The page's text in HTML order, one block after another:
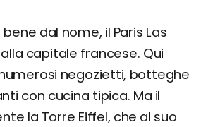
dal nome, il Paris Las
capitale francese. Qui
negozietti, botteghe
con cucina tipica. Ma il
la Torre Eiffel, che al suo